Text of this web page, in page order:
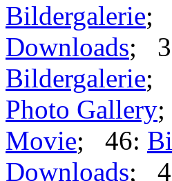
Bildergalerie;
Downloads;
Bildergalerie;
Photo Gallery
Movie; 46:
Downloads;